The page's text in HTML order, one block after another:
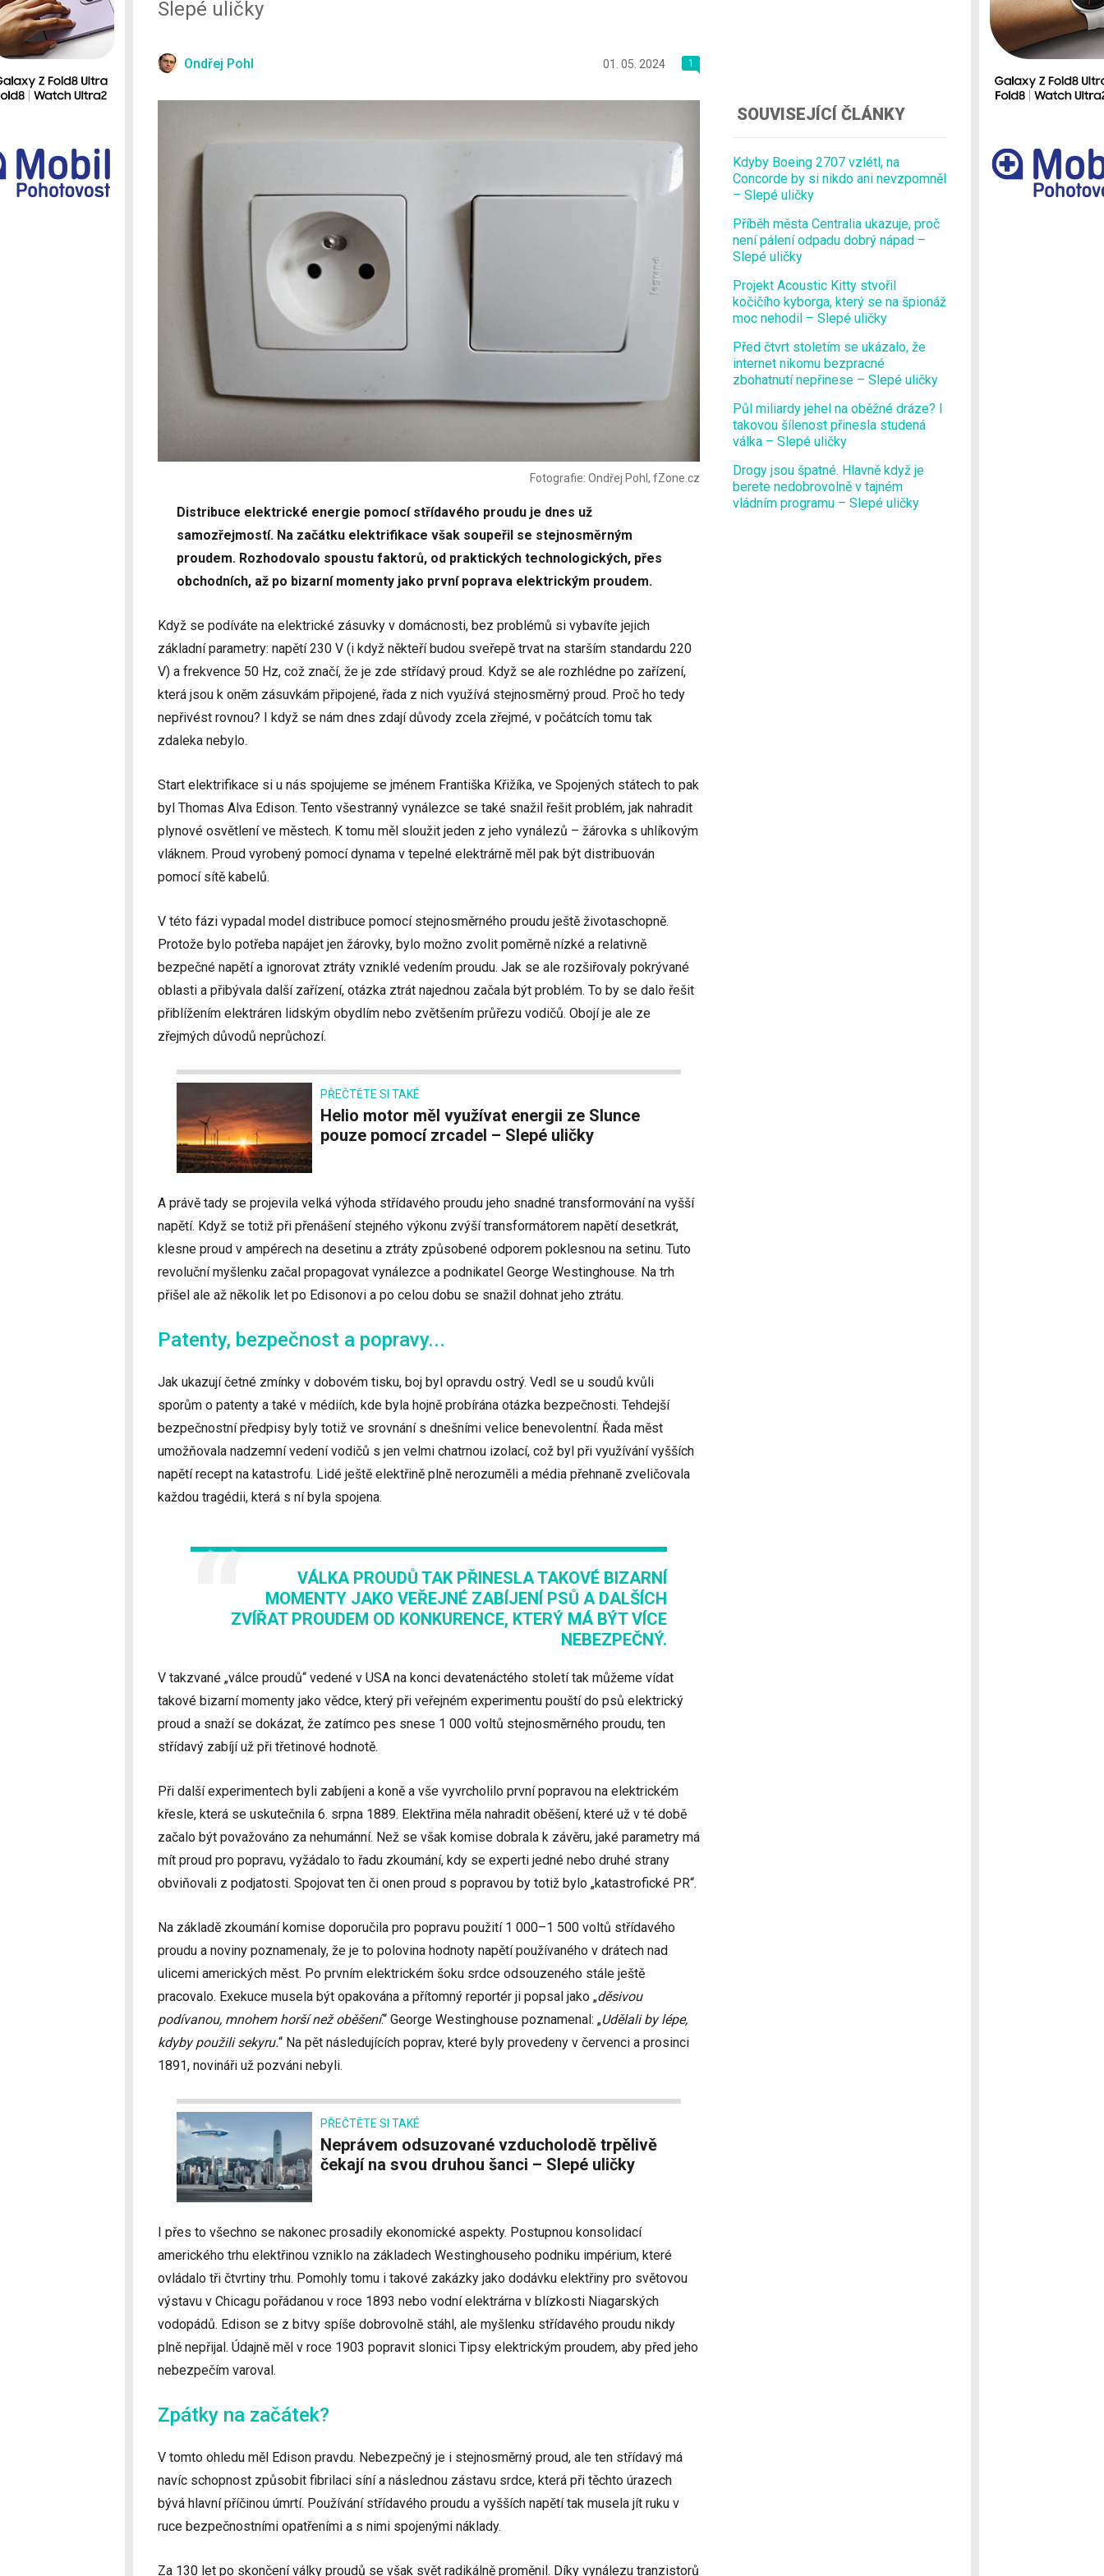
Slepé uličky
Ondřej Pohl 01. 05. 2024 1
Fotografie: Ondřej Pohl, fZone.cz
Distribuce elektrické energie pomocí střídavého proudu je dnes už
samozřejmostí. Na začátku elektrifikace však soupeřil se stejnosměrným
proudem. Rozhodovalo spoustu faktorů, od praktických technologických, přes
obchodních, až po bizarní momenty jako první poprava elektrickým proudem.
Když se podíváte na elektrické zásuvky v domácnosti, bez problémů si vybavíte jejich
základní parametry: napětí 230 V (i když někteří budou sveřepě trvat na starším standardu 220
V) a frekvence 50 Hz, což značí, že je zde střídavý proud. Když se ale rozhlédne po zařízení,
která jsou k oněm zásuvkám připojené, řada z nich využívá stejnosměrný proud. Proč ho tedy
nepřivést rovnou? I když se nám dnes zdají důvody zcela zřejmé, v počátcích tomu tak
zdaleka nebylo.
Start elektrifikace si u nás spojujeme se jménem Františka Křižíka, ve Spojených státech to pak
byl Thomas Alva Edison. Tento všestranný vynálezce se také snažil řešit problém, jak nahradit
plynové osvětlení ve městech. K tomu měl sloužit jeden z jeho vynálezů – žárovka s uhlíkovým
vláknem. Proud vyrobený pomocí dynama v tepelné elektrárně měl pak být distribuován
pomocí sítě kabelů.
V této fázi vypadal model distribuce pomocí stejnosměrného proudu ještě životaschopně.
Protože bylo potřeba napájet jen žárovky, bylo možno zvolit poměrně nízké a relativně
bezpečné napětí a ignorovat ztráty vzniklé vedením proudu. Jak se ale rozšiřovaly pokrývané
oblasti a přibývala další zařízení, otázka ztrát najednou začala být problém. To by se dalo řešit
přiblížením elektráren lidským obydlím nebo zvětšením průřezu vodičů. Obojí je ale ze
zřejmých důvodů neprůchozí.
PŘEČTĚTE SI TAKÉ
Helio motor měl využívat energii ze Slunce
pouze pomocí zrcadel – Slepé uličky
A právě tady se projevila velká výhoda střídavého proudu jeho snadné transformování na vyšší
napětí. Když se totiž při přenášení stejného výkonu zvýší transformátorem napětí desetkrát,
klesne proud v ampérech na desetinu a ztráty způsobené odporem poklesnou na setinu. Tuto
revoluční myšlenku začal propagovat vynálezce a podnikatel George Westinghouse. Na trh
přišel ale až několik let po Edisonovi a po celou dobu se snažil dohnat jeho ztrátu.
Patenty, bezpečnost a popravy...
Jak ukazují četné zmínky v dobovém tisku, boj byl opravdu ostrý. Vedl se u soudů kvůli
sporům o patenty a také v médiích, kde byla hojně probírána otázka bezpečnosti. Tehdejší
bezpečnostní předpisy byly totiž ve srovnání s dnešními velice benevolentní. Řada měst
umožňovala nadzemní vedení vodičů s jen velmi chatrnou izolací, což byl při využívání vyšších
napětí recept na katastrofu. Lidé ještě elektřině plně nerozuměli a média přehnaně zveličovala
každou tragédii, která s ní byla spojena.
VÁLKA PROUDŮ TAK PŘINESLA TAKOVÉ BIZARNÍ
MOMENTY JAKO VEŘEJNÉ ZABÍJENÍ PSŮ A DALŠÍCH
ZVÍŘAT PROUDEM OD KONKURENCE, KTERÝ MÁ BÝT VÍCE
NEBEZPEČNÝ.
V takzvané „válce proudů“ vedené v USA na konci devatenáctého století tak můžeme vídat
takové bizarní momenty jako vědce, který při veřejném experimentu pouští do psů elektrický
proud a snaží se dokázat, že zatímco pes snese 1 000 voltů stejnosměrného proudu, ten
střídavý zabíjí už při třetinové hodnotě.
Při další experimentech byli zabíjeni a koně a vše vyvrcholilo první popravou na elektrickém
křesle, která se uskutečnila 6. srpna 1889. Elektřina měla nahradit oběšení, které už v té době
začalo být považováno za nehumánní. Než se však komise dobrala k závěru, jaké parametry má
mít proud pro popravu, vyžádalo to řadu zkoumání, kdy se experti jedné nebo druhé strany
obviňovali z podjatosti. Spojovat ten či onen proud s popravou by totiž bylo „katastrofické PR“.
Na základě zkoumání komise doporučila pro popravu použití 1 000–1 500 voltů střídavého
proudu a noviny poznamenaly, že je to polovina hodnoty napětí používaného v drátech nad
ulicemi amerických měst. Po prvním elektrickém šoku srdce odsouzeného stále ještě
pracovalo. Exekuce musela být opakována a přítomný reportér ji popsal jako „děsivou
podívanou, mnohem horší než oběšení.“ George Westinghouse poznamenal: „Udělali by lépe,
kdyby použili sekyru.“ Na pět následujících poprav, které byly provedeny v červenci a prosinci
1891, novináři už pozváni nebyli.
PŘEČTĚTE SI TAKÉ
Neprávem odsuzované vzducholodě trpělivě
čekají na svou druhou šanci – Slepé uličky
I přes to všechno se nakonec prosadily ekonomické aspekty. Postupnou konsolidací
amerického trhu elektřinou vzniklo na základech Westinghouseho podniku impérium, které
ovládalo tři čtvrtiny trhu. Pomohly tomu i takové zakázky jako dodávku elektřiny pro světovou
výstavu v Chicagu pořádanou v roce 1893 nebo vodní elektrárna v blízkosti Niagarských
vodopádů. Edison se z bitvy spíše dobrovolně stáhl, ale myšlenku střídavého proudu nikdy
plně nepřijal. Údajně měl v roce 1903 popravit slonici Tipsy elektrickým proudem, aby před jeho
nebezpečím varoval.
Zpátky na začátek?
V tomto ohledu měl Edison pravdu. Nebezpečný je i stejnosměrný proud, ale ten střídavý má
navíc schopnost způsobit fibrilaci síní a následnou zástavu srdce, která při těchto úrazech
bývá hlavní příčinou úmrtí. Používání střídavého proudu a vyšších napětí tak musela jít ruku v
ruce bezpečnostními opatřeními a s nimi spojenými náklady.
Za 130 let po skončení války proudů se však svět radikálně proměnil. Díky vynálezu tranzistorů
SOUVISEJÍCÍ ČLÁNKY
Kdyby Boeing 2707 vzlétl, na
Concorde by si nikdo ani nevzpomněl
– Slepé uličky
Příběh města Centralia ukazuje, proč
není pálení odpadu dobrý nápad –
Slepé uličky
Projekt Acoustic Kitty stvořil
kočičího kyborga, který se na špionáž
moc nehodil – Slepé uličky
Před čtvrt stoletím se ukázalo, že
internet nikomu bezpracné
zbohatnutí nepřinese – Slepé uličky
Půl miliardy jehel na oběžné dráze? I
takovou šílenost přinesla studená
válka – Slepé uličky
Drogy jsou špatné. Hlavně když je
berete nedobrovolně v tajném
vládním programu – Slepé uličky